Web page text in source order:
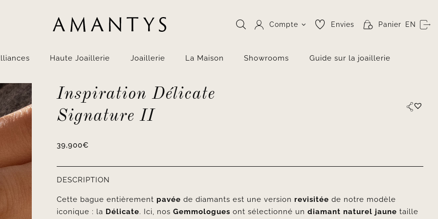
Compte Envies Panier EN
Haute Joaillerie Joaillerie La Maison Showrooms Guide sur la joaillerie
Inspiration Délicate
Signature II
39,900€
DESCRIPTION
Cette bague entièrement pavée de diamants est une version revisitée de notre modèle
iconique : la Délicate. Ici, nos Gemmologuesont sélectionné un diamant naturel jaunetaille